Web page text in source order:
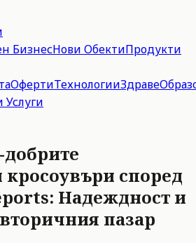
БизнесНови ОбектиПродукти
ОфертиТехнологииЗдраве
според
Надеждност и
пазар